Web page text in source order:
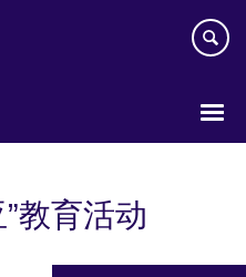
教育活动